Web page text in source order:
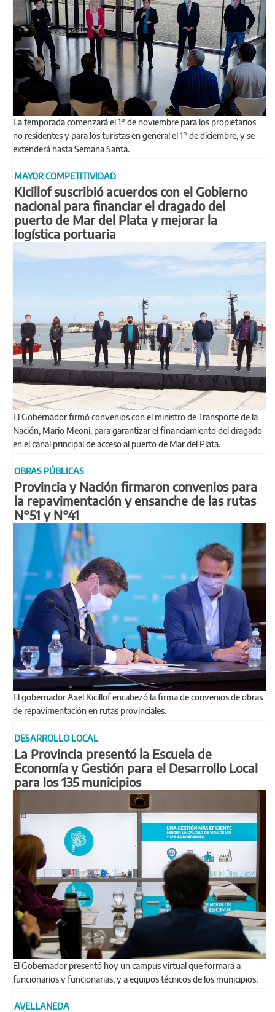
La temporada comenzará el 1° de noviembre para los propietarios
no residentes y para los turistas en general el 1° de diciembre, y se
extenderá hasta Semana Santa.
MAYOR COMPETITIVIDAD
Kicillof suscribió acuerdos con el Gobierno
nacional para financiar el dragado del
puerto de Mar del Plata y mejorar la
logística portuaria
El Gobernador firmó convenios con el ministro de Transporte de la
Nación, Mario Meoni, para garantizar el financiamiento del dragado
en el canal principal de acceso al puerto de Mar del Plata.
OBRAS PÚBLICAS
Provincia y Nación firmaron convenios para
la repavimentación y ensanche de las rutas
N°51 y N°41
El gobernador Axel Kicillof encabezó la firma de convenios de obras
de repavimentación en rutas provinciales.
DESARROLLO LOCAL
La Provincia presentó la Escuela de
Economía y Gestión para el Desarrollo Local
para los 135 municipios
El Gobernador presentó hoy un campus virtual que formará a
funcionarios y funcionarias, y a equipos técnicos de los municipios.
AVELLANEDA